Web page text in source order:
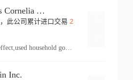
Russell James Cornelia Arlington Va
此公司累计进口交易 2
personal effect,used household goods
Inc.